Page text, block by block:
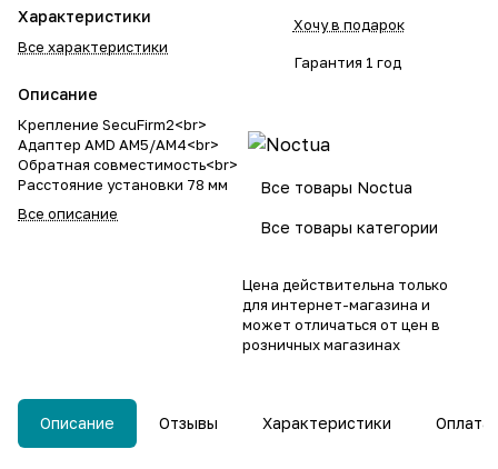
Характеристики
Все характеристики
Описание
Крепление SecuFirm2<br>
Адаптер AMD AM5/AM4<br>
Обратная совместимость<br>
Расстояние установки 78 мм
Все описание
Хочу в подарок
Гарантия 1 год
Все товары Noctua
Все товары категории
Цена действительна только
для интернет-магазина и
может отличаться от цен в
розничных магазинах
Описание Отзывы Характеристики Оплата